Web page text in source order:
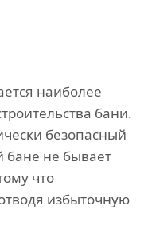
наиболее
бани.
безопасный
бане не бывает
что
избыточную